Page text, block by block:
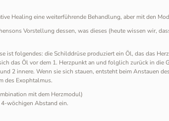
Healing eine weiterführende Behandlung, aber mit den
Vorstellung dessen, was dieses (heute wissen wir,
ist folgendes: die Schilddrüse produziert ein Öl, das das
das Öl vor dem 1. Herzpunkt an und folglich zurück in die
2 innere. Wenn sie sich stauen, entsteht beim Anstauen
des Exophtalmus.
mit dem Herzmodul)
wöchigen Abstand ein.